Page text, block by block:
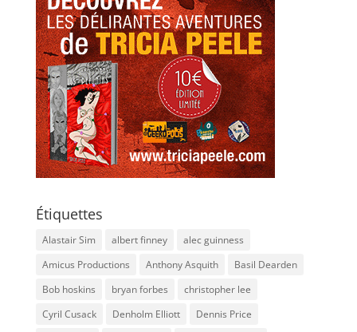
Étiquettes
Alastair Sim albert finney
alec guinness
Amicus Productions
Anthony Asquith
Basil Dearden
Bob hoskins
bryan forbes
christopher lee
Cyril Cusack
Denholm Elliott
Dennis Price